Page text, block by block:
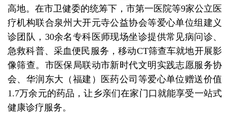
高地。在市卫健委的统筹下，市第一医院等9家公立医
疗机构联合泉州大开元寺公益协会等爱心单位组建义
诊团队，30余名专科医师现场坐诊提供常见病问诊、
急救科普、采血便民服务，移动CT筛查车就地开展影
像筛查。市医保局联动市新时代文明实践志愿服务协
会、华润东大（福建）医药公司等爱心单位赠送价值
1.7万余元的药品，让乡亲们在家门口就能享受一站式
健康诊疗服务。